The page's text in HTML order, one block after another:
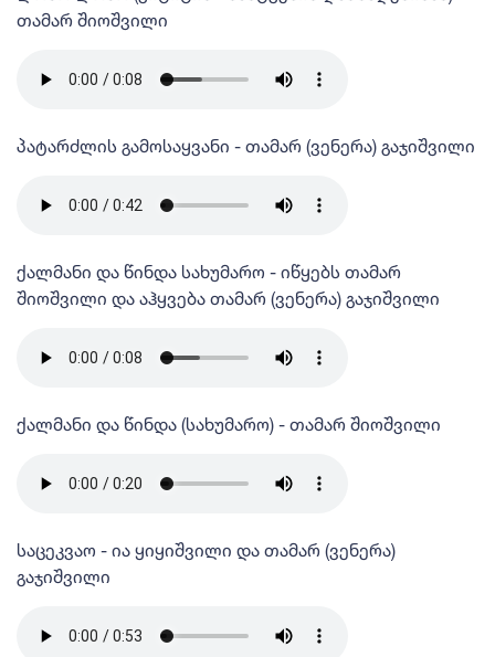
თამარ შიოშვილი
პატარძლის გამოსაყვანი - თამარ (ვენერა) გაჯიშვილი
ქალმანი და წინდა სახუმარო - იწყებს თამარ
შიოშვილი და აჰყვება თამარ (ვენერა) გაჯიშვილი
ქალმანი და წინდა (სახუმარო) - თამარ შიოშვილი
საცეკვაო - ია ყიყიშვილი და თამარ (ვენერა)
გაჯიშვილი